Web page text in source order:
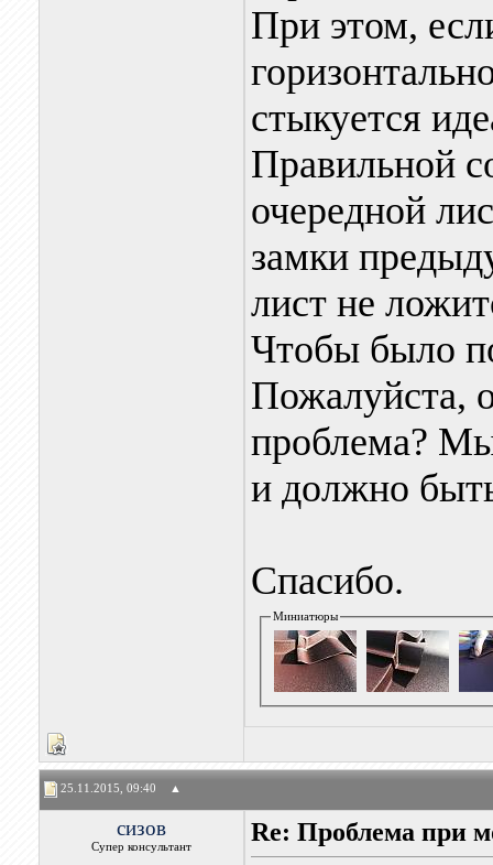
При этом,
стыкуется
Правильной
очередной
замки
лист не
Чтобы было
Пожалуйста,
проблема?
и должно
Спасибо.
Миниатюры
25.11.2015, 09:40 ▲
сизов
Супер консультант
Re: Проблема при